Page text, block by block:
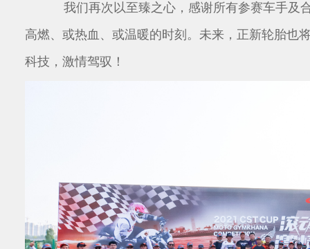
我们再次以至臻之心，感谢所有参赛车手及
高燃、或热血、或温暖的时刻。未来，正新轮胎也
科技，激情驾驭！